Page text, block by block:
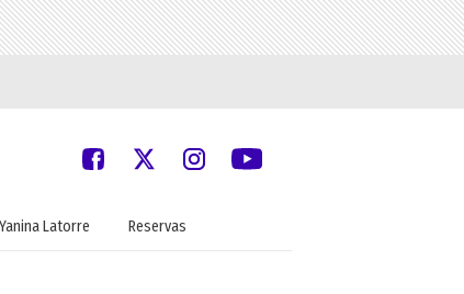
Yanina Latorre Reservas